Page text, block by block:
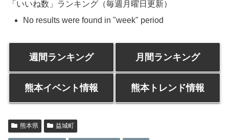
「いいね数」ランキング（毎週月曜日更新）
No results were found in "week" period
週間ランキング 月間ランキング
熊本イベント情報 熊本トレンド情報
熊本県 益城町